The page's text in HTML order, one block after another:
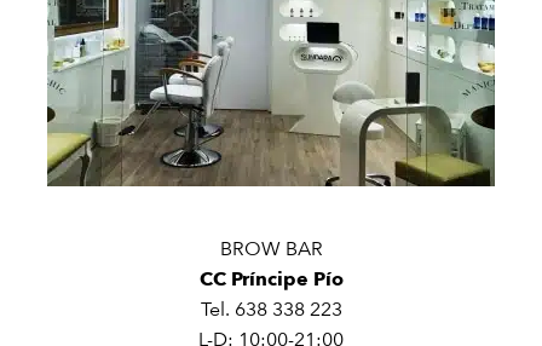
BROW BAR
CC Príncipe Pío
Tel. 638 338 223
L-D: 10:00-21:00